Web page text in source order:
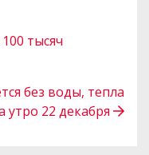
тысяч
без воды, тепла
утро 22 декабря